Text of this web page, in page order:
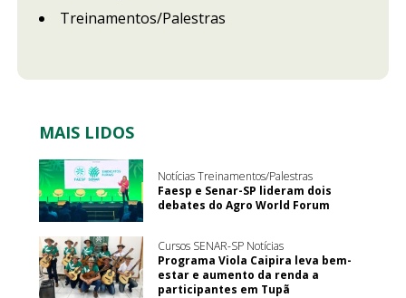
Treinamentos/Palestras
MAIS LIDOS
Notícias Treinamentos/Palestras
Faesp e Senar-SP lideram dois
debates do Agro World Forum
Cursos SENAR-SP Notícias
Programa Viola Caipira leva bem-
estar e aumento da renda a
participantes em Tupã